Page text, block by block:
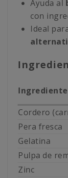
Ayuda al
con
Ideal
Ingrediente
Cordero
Pera fresca
Gelatina
Pulpa de
Zinc